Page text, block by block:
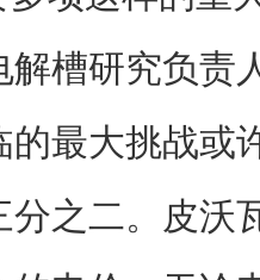
槽研究负责
的最大挑战或
分之二。皮沃